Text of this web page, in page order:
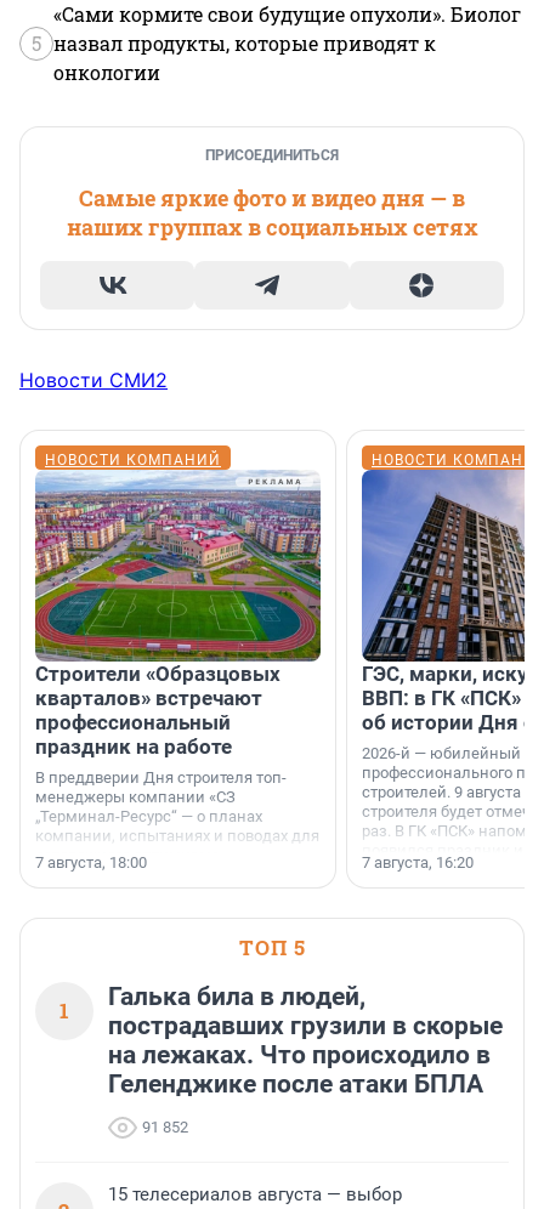
5
«Сами кормите свои будущие опухоли». Биолог
назвал продукты, которые приводят к
онкологии
ПРИСОЕДИНИТЬСЯ
Самые яркие фото и видео дня — в
наших группах в социальных сетях
Новости СМИ2
НОВОСТИ КОМПАНИЙ
Строители «Образцовых
кварталов» встречают
профессиональный
праздник на работе
В преддверии Дня строителя топ-
менеджеры компании «СЗ
„Терминал-Ресурс“ — о планах
компании, испытаниях и поводах для
осторожного оптимизма.
7 августа, 18:00
НОВОСТИ
ГЭС, марки,
ВВП: в ГК «ПСК»
об истории Дня
2026-й — юбилейный
профессионального
строителей. 9 августа
строителя будет
раз. В ГК «ПСК»
поменялась роль
7 августа, 16:20
ТОП 5
1
Галька била в людей,
пострадавших грузили в скорые
на лежаках. Что происходило в
Геленджике после атаки БПЛА
91 852
15 телесериалов августа — выбор